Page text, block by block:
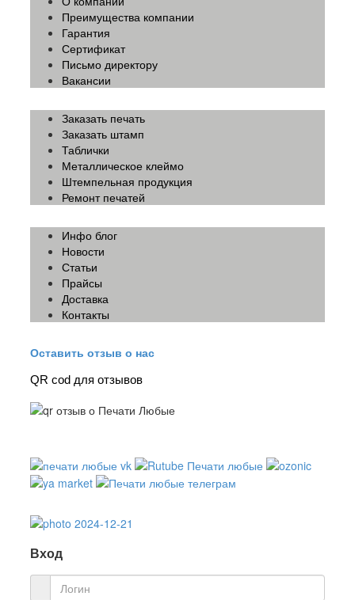
Преимущества компании
Гарантия
Сертификат
Письмо директору
Вакансии
Заказать печать
Заказать штамп
Таблички
Металлическое клеймо
Штемпельная продукция
Ремонт печатей
Инфо блог
Новости
Статьи
Прайсы
Доставка
Контакты
Оставить отзыв о нас
QR cod для отзывов
Вход